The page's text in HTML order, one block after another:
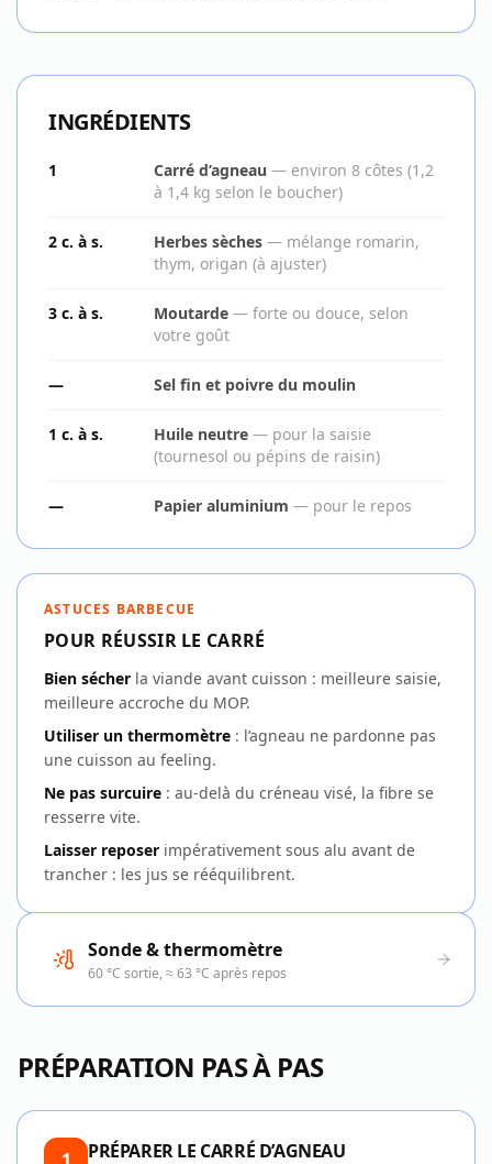
INGRÉDIENTS
1 Carré d’agneau — environ 8 côtes (1,2
à 1,4 kg selon le boucher)
2 c. à s. Herbes sèches — mélange romarin,
thym, origan (à ajuster)
3 c. à s. Moutarde — forte ou douce, selon
votre goût
— Sel fin et poivre du moulin
1 c. à s. Huile neutre — pour la saisie
(tournesol ou pépins de raisin)
— Papier aluminium — pour le repos
ASTUCES BARBECUE
POUR RÉUSSIR LE CARRÉ
Bien sécher la viande avant cuisson : meilleure saisie,
meilleure accroche du MOP.
Utiliser un thermomètre : l’agneau ne pardonne pas
une cuisson au feeling.
Ne pas surcuire : au-delà du créneau visé, la fibre se
resserre vite.
Laisser reposer impérativement sous alu avant de
trancher : les jus se rééquilibrent.
Sonde & thermomètre
60 °C sortie, ≈ 63 °C après repos
PRÉPARATION PAS À PAS
PRÉPARER LE CARRÉ D’AGNEAU